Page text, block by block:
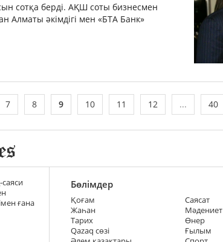
сотқа берді. АҚШ соты бизнесмен
Алматы әкімдігі мен «БТА Банк»
7 8 9 10 11 12 ... 40
ғана
Бөлімдер
Қоғам
Жаһан
Тарих
Qazaq сөзі
Саясат
Мәдениет
Өнер
Ғылым